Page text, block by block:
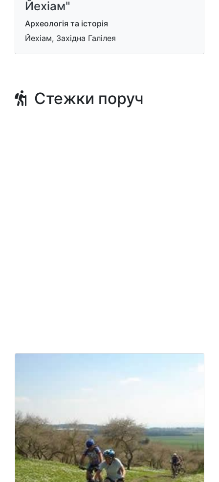
Йехіам"
Археологія та історія
Йехіам, Західна Галілея
Стежки поруч